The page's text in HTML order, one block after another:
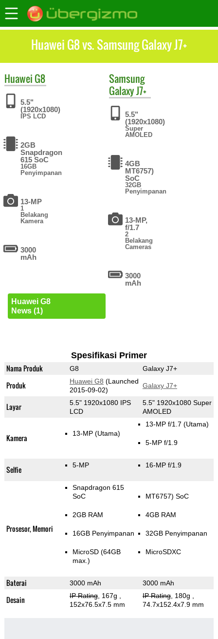
Huawei G8 vs. Samsung Galaxy J7+
Huawei G8
5.5"
(1920x1080)
IPS LCD
2GB
Snapdragon
615 SoC
16GB
Penyimpanan
13-MP
1
Belakang
Kamera
3000
mAh
Huawei G8
News (1)
Samsung
Galaxy J7+
5.5"
(1920x1080)
Super
AMOLED
4GB
MT6757)
SoC
32GB
Penyimpanan
13-MP,
f/1.7
2
Belakang
Cameras
3000
mAh
Spesifikasi Primer
Nama Produk G8 Galaxy J7+
Produk Huawei G8 (Launched
2015-09-02)
Galaxy J7+
Layar
5.5" 1920x1080 IPS
LCD
5.5" 1920x1080 Super
AMOLED
Kamera 13-MP (Utama)
13-MP f/1.7 (Utama)
5-MP f/1.9
Selfie 5-MP 16-MP f/1.9
Prosesor, Memori
Snapdragon 615
SoC
2GB RAM
16GB Penyimpanan
MicroSD (64GB
max.)
MT6757) SoC
4GB RAM
32GB Penyimpanan
MicroSDXC
Baterai 3000 mAh 3000 mAh
Desain IP Rating, 167g
152x76.5x7.5 mm
IP Rating, 180g
74.7x152.4x7.9 mm